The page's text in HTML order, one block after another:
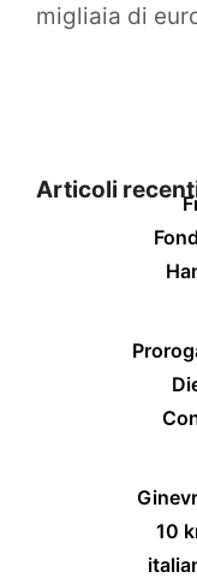
migliaia di
Articoli
10